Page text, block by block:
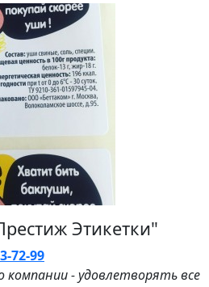
Этикетки"
72-99
компании - удовлетворять все